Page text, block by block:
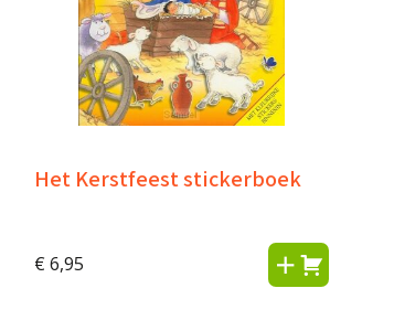
Het Kerstfeest stickerboek
€ 6,95